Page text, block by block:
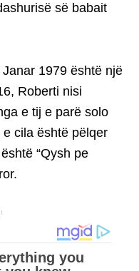
së babait
1979 është një
Roberti nisi
e tij e parë solo
e cila është pëlqer
“Qysh pe